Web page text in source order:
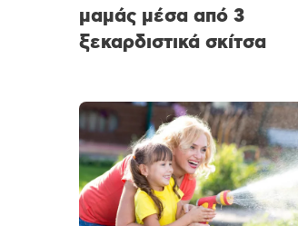
μαμάς μέσα από 3
ξεκαρδιστικά σκίτσα